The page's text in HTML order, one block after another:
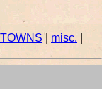
| misc.